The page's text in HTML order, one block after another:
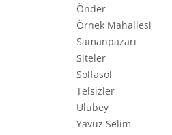
Önder
Örnek Mahallesi
Samanpazarı
Siteler
Solfasol
Telsizler
Ulubey
Yavuz Selim